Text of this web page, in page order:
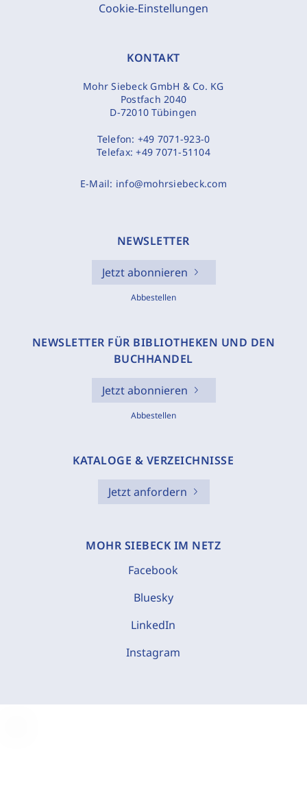
Cookie-Einstellungen
KONTAKT
Mohr Siebeck GmbH & Co. KG
Postfach 2040
D-72010 Tübingen
Telefon: +49 7071-923-0
Telefax:+49 7071-51104
E-Mail: info@mohrsiebeck.com
NEWSLETTER
Jetzt abonnieren
Abbestellen
NEWSLETTER FÜR BIBLIOTHEKEN UND DEN
BUCHHANDEL
Jetzt abonnieren
Abbestellen
KATALOGE & VERZEICHNISSE
Jetzt anfordern
MOHR SIEBECK IM NETZ
Facebook
Bluesky
LinkedIn
Instagram